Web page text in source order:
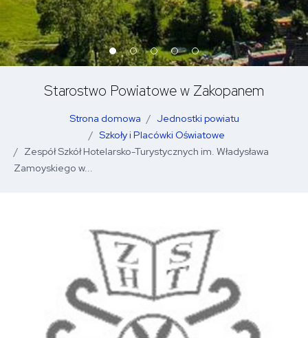
Starostwo Powiatowe w Zakopanem
Strona domowa
Jednostki powiatu
Szkoły i Placówki Oświatowe
Zespół Szkół Hotelarsko-Turystycznych im. Władysława
Zamoyskiego w...